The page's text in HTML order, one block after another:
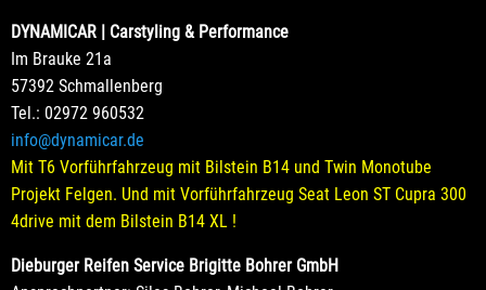
DYNAMICAR | Carstyling & Performance
Im Brauke 21a
57392 Schmallenberg
Tel.: 02972 960532
info@dynamicar.de
Mit T6 Vorführfahrzeug mit Bilstein B14 und Twin Monotube
Projekt Felgen. Und mit Vorführfahrzeug Seat Leon ST Cupra 300
4drive mit dem Bilstein B14 XL !
Dieburger Reifen Service Brigitte Bohrer GmbH